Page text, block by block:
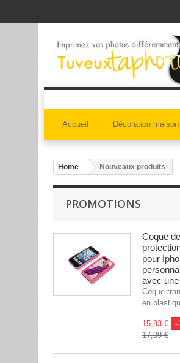
Accueil Décoration maison
Home Nouveaux produits
PROMOTIONS
Coque de
pour
avec
Coque
en
15,83 € -
17,99 €